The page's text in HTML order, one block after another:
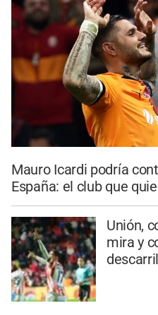
Mauro Icardi podría
España: el club que
Unión,
mira y